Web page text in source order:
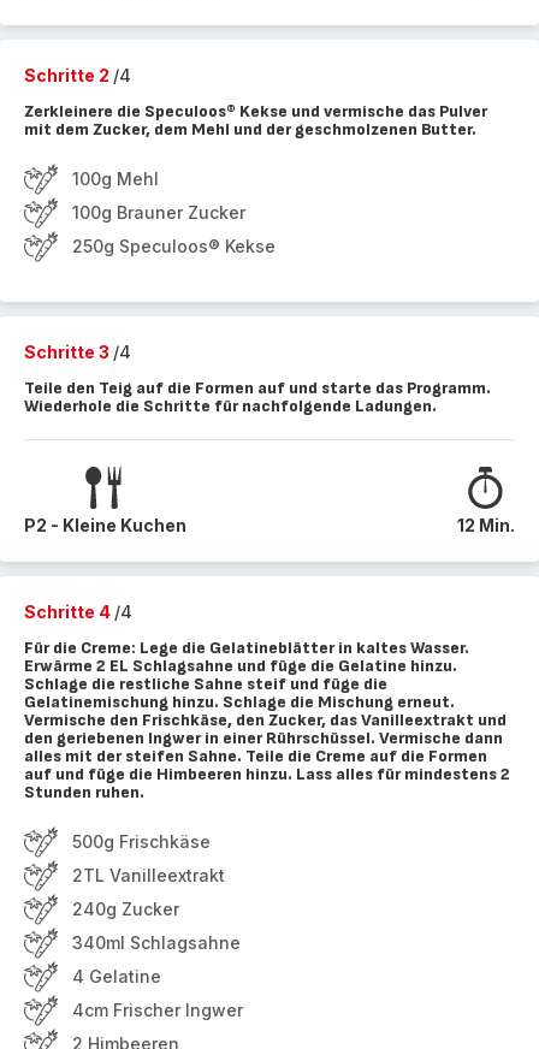
Schritte 2 /4
Zerkleinere die Speculoos® Kekse und vermische das Pulver
mit dem Zucker, dem Mehl und der geschmolzenen Butter.
100g Mehl
100g Brauner Zucker
250g Speculoos® Kekse
Schritte 3 /4
Teile den Teig auf die Formen auf und starte das Programm.
Wiederhole die Schritte für nachfolgende Ladungen.
P2 - Kleine Kuchen 12 Min.
Schritte 4 /4
Für die Creme: Lege die Gelatineblätter in kaltes Wasser.
Erwärme 2 EL Schlagsahne und füge die Gelatine hinzu.
Schlage die restliche Sahne steif und füge die
Gelatinemischung hinzu. Schlage die Mischung erneut.
Vermische den Frischkäse, den Zucker, das Vanilleextrakt und
den geriebenen Ingwer in einer Rührschüssel. Vermische dann
alles mit der steifen Sahne. Teile die Creme auf die Formen
auf und füge die Himbeeren hinzu. Lass alles für mindestens 2
Stunden ruhen.
500g Frischkäse
2TL Vanilleextrakt
240g Zucker
340ml Schlagsahne
4 Gelatine
4cm Frischer Ingwer
2 Himbeeren